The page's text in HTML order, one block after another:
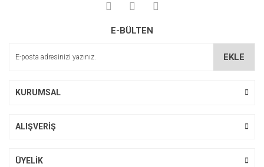
E-BÜLTEN
EKLE
KURUMSAL
ALIŞVERİŞ
ÜYELİK